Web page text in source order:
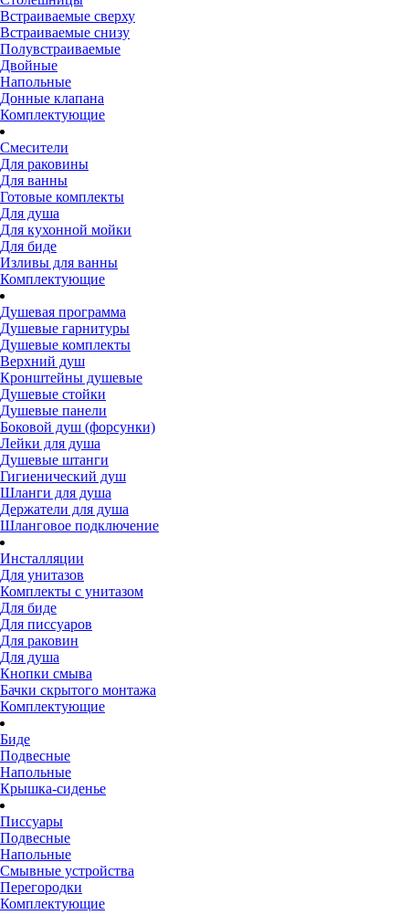
Встраиваемые сверху
Встраиваемые снизу
Полувстраиваемые
Двойные
Напольные
Донные клапана
Комплектующие
Смесители
Для раковины
Для ванны
Готовые комплекты
Для душа
Для кухонной мойки
Для биде
Изливы для ванны
Комплектующие
Душевая программа
Душевые гарнитуры
Душевые комплекты
Верхний душ
Кронштейны душевые
Душевые стойки
Душевые панели
Боковой душ (форсунки)
Лейки для душа
Душевые штанги
Гигиенический душ
Шланги для душа
Держатели для душа
Шланговое подключение
Инсталляции
Для унитазов
Комплекты с унитазом
Для биде
Для писсуаров
Для раковин
Для душа
Кнопки смыва
Бачки скрытого монтажа
Комплектующие
Биде
Подвесные
Напольные
Крышка-сиденье
Писсуары
Подвесные
Напольные
Смывные устройства
Перегородки
Комплектующие